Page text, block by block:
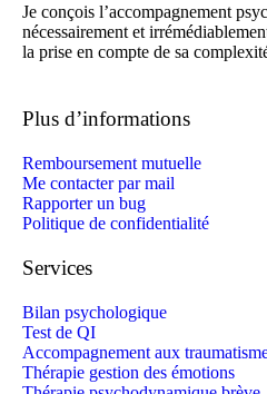
Je conçois l’accompagnement
nécessairement et
la prise en compte de sa
Plus d’informations
Remboursement mutuelle
Me contacter par mail
Rapporter un bug
Politique de confidentialité
Services
Bilan psychologique
Test de QI
Accompagnement aux
Thérapie gestion des émotions